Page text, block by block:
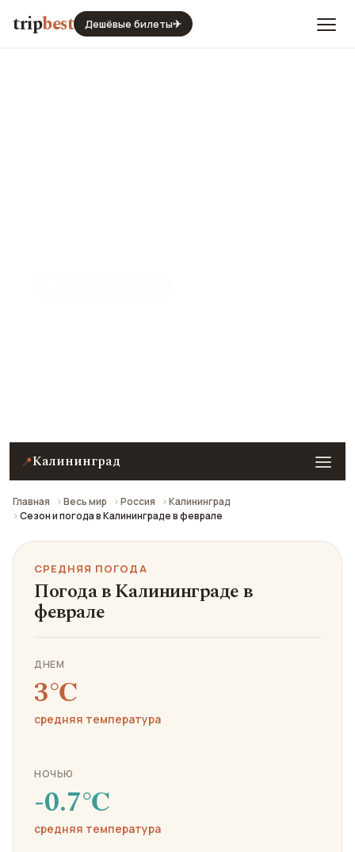
tripbest Дешёвые билеты✈
📍Калининград
Главная Весь мир Россия
Калининград
Сезон и погода в Калининграде в феврале
СРЕДНЯЯ ПОГОДА
Погода в Калининграде в
феврале
ДНЕМ
3℃
средняя температура
НОЧЬЮ
-0.7℃
средняя температура